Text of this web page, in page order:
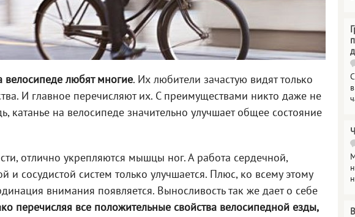
велосипеде любят многие. Их любители зачастую видят только
И главное перечисляют их. С преимуществами никто даже не
катанье на велосипеде значительно улучшает общее состояние
отлично укрепляются мышцы ног. А работа сердечной,
и сосудистой систем только улучшается. Плюс, ко всему этому
внимания появляется. Выносливость так же дает о себе
перечисляя все положительные свойства велосипедной езды,